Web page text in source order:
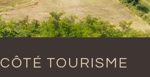
CÔTÉ TOURISME